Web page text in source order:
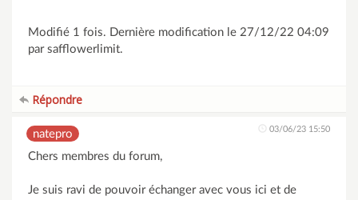
Modifié 1 fois. Dernière modification le 27/12/22 04:09
par safflowerlimit.
Répondre
natepro 03/06/23 15:50
Chers membres du forum,
Je suis ravi de pouvoir échanger avec vous ici et de